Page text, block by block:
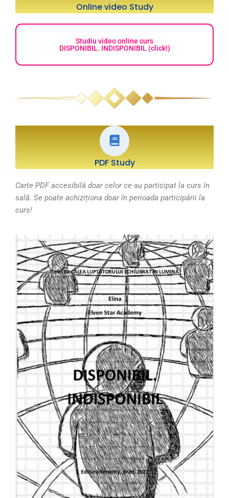
Online video Study
Studiu video online curs
DISPONIBIL. INDISPONIBIL (click!)
PDF Study
Carte PDF accesibilă doar celor ce au participat la curs în
sală. Se poate achiziționa doar în perioada participării la
curs!